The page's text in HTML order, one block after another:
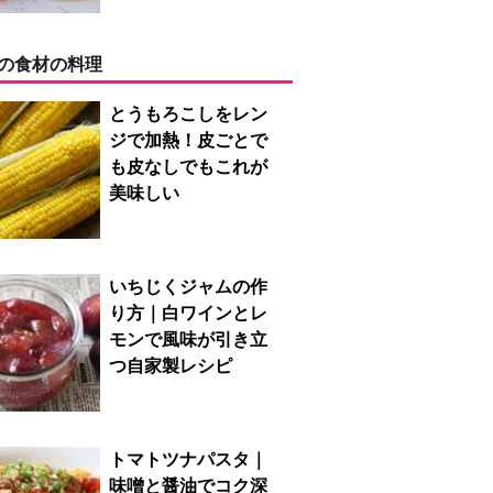
食材の料理
とうもろこしをレン
ジで加熱！皮ごとで
も皮なしでもこれが
美味しい
いちじくジャムの作
り方｜白ワインとレ
モンで風味が引き立
つ自家製レシピ
トマトツナパスタ｜
味噌と醤油でコク深